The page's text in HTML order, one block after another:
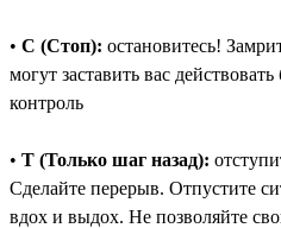
• С (Стоп): остановитесь!
могут заставить вас
контроль
• Т (Только шаг назад):
Сделайте перерыв. Отпустите
вдох и выдох. Не позволяйте